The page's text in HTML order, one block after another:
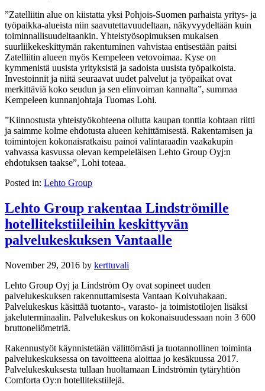
”Zatelliitin alue on kiistatta yksi Pohjois-Suomen parhaista yritys- ja
työpaikka-alueista niin saavutettavuudeltaan, näkyvyydeltään kuin
toiminnallisuudeltaankin. Yhteistyösopimuksen mukaisen
suurliikekeskittymän rakentuminen vahvistaa entisestään paitsi
Zatelliitin alueen myös Kempeleen vetovoimaa. Kyse on
kymmenistä uusista yrityksistä ja sadoista uusista työpaikoista.
Investoinnit ja niitä seuraavat uudet palvelut ja työpaikat ovat
merkittäviä koko seudun ja sen elinvoiman kannalta”, summaa
Kempeleen kunnanjohtaja Tuomas Lohi.
”Kiinnostusta yhteistyökohteena ollutta kaupan tonttia kohtaan riitti
ja saimme kolme ehdotusta alueen kehittämisestä. Rakentamisen ja
toimintojen kokonaisratkaisu painoi valintaraadin vaakakupin
vahvassa kasvussa olevan kempeleläisen Lehto Group Oyj:n
ehdotuksen taakse”, Lohi toteaa.
Posted in: Lehto Group
Lehto Group rakentaa Lindströmille
hotellitekstiileihin keskittyvän
palvelukeskuksen Vantaalle
November 29, 2016 by kerttuvali
Lehto Group Oyj ja Lindström Oy ovat sopineet uuden
palvelukeskuksen rakennuttamisesta Vantaan Koivuhakaan.
Palvelukeskus käsittää tuotanto-, varasto- ja toimistotilojen lisäksi
jakeluterminaalin. Palvelukeskus on kokonaisuudessaan noin 3 600
bruttoneliömetriä.
Rakennustyöt käynnistetään välittömästi ja tuotannollinen toiminta
palvelukeskuksessa on tavoitteena aloittaa jo kesäkuussa 2017.
Palvelukeskuksesta tullaan huoltamaan Lindströmin tytäryhtiön
Comforta Oy:n hotellitekstiilejä.